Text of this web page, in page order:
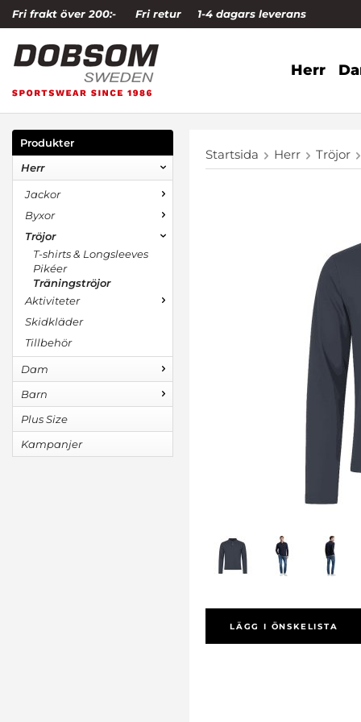
Fri frakt över 200:- Fri retur 1-4 dagars leverans
Herr
Produkter
Herr
Jackor
Byxor
Tröjor
T-shirts & Longsleeves
Pikéer
Träningströjor
Aktiviteter
Skidkläder
Tillbehör
Dam
Barn
Plus Size
Kampanjer
Startsida Herr Tröjor
LÄGG I ÖNSKELISTA